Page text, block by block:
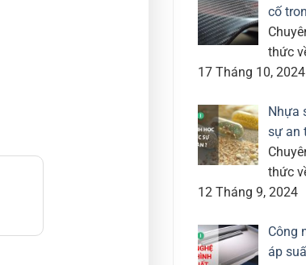
cố
thức
17 Tháng 10, 2024
Nhựa
sự an
thức
12 Tháng 9, 2024
Công
áp